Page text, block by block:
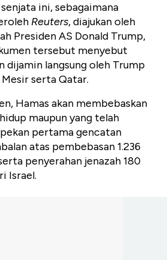
ini, sebagaimana
Reuters, diajukan oleh
Presiden AS Donald Trump,
tersebut menyebut
dijamin langsung oleh Trump
serta Qatar.
Hamas akan membebaskan
maupun yang telah
pertama gencatan
atas pembebasan 1.236
penyerahan jenazah 180
Israel.